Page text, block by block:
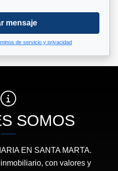
mensaje
de servicio y privacidad
SOMOS
EN SANTA MARTA.
con valores y